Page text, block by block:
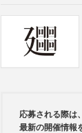
応募される際は
最新の開催情報